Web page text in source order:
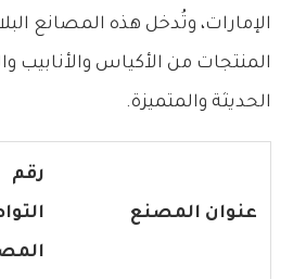
الإمارات، وتُدخل هذه المصانع
المنتجات من الأكياس والأنابيب
الحديثة والمتميزة.
عنوان المصنع
رقم